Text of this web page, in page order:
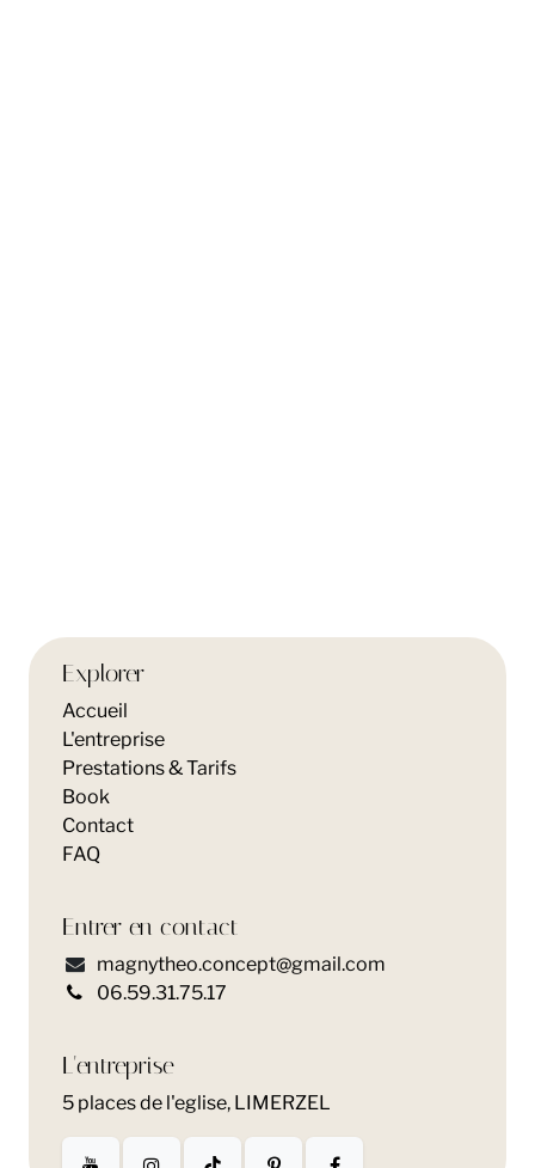
Explorer
Accueil
L'entreprise
Prestations & Tarifs
Book
Contact
FAQ
Entrer en contact
magnytheo.concept@gmail.com
06.59.31.75.17
L'entreprise
5 places de l'eglise, LIMERZEL